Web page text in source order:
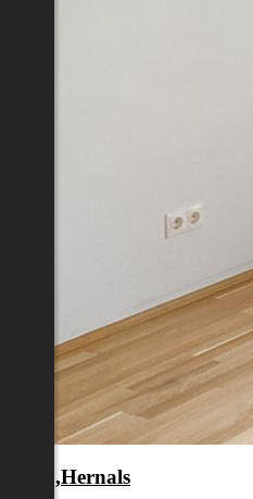
17.,Hernals